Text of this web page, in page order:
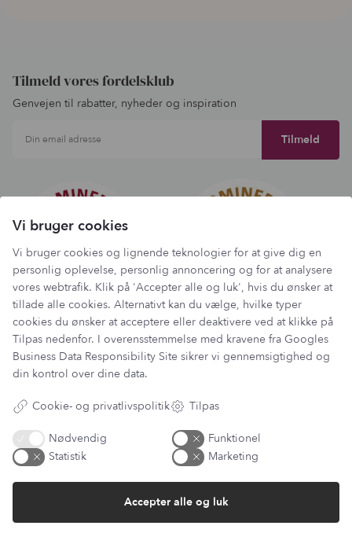
Har du et spørgsmål?
Du kan kontakte vores kundeservice på:
kundeservice@lantzcph.com
Telefon & mail besvares I tidsrummet:
Mandag, Onsdag & Fredag: 09.00 – 14.00
Tilmeld vores fordelsklub
Genvejen til rabatter, nyheder og inspiration
Din email adresse
Vi bruger cookies
Vi bruger cookies og lignende teknologier for at give dig en
personlig oplevelse, personlig annoncering og for at analysere
vores webtrafik. Klik på 'Accepter alle og luk', hvis du ønsker at
tillade alle cookies. Alternativt kan du vælge, hvilke typer
cookies du ønsker at acceptere eller deaktivere ved at klikke på
Tilpas nedenfor. I overensstemmelse med kravene fra Googles
Business Data Responsibility Site sikrer vi gennemsigtighed og
din kontrol over dine data.
Cookie- og privatlivspolitik Tilpas
Nødvendig
Funktionel
Statistik
Marketing
Accepter alle og luk